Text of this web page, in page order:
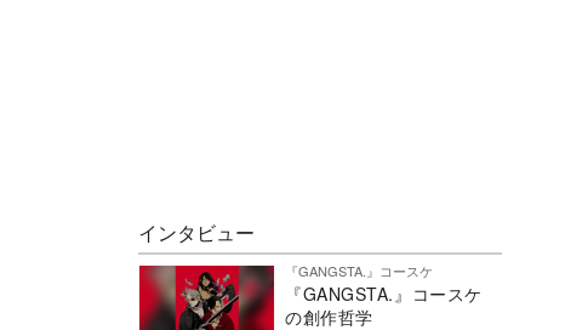
インタビュー
『GANGSTA.』コースケ
『GANGSTA.』コースケ
の創作哲学